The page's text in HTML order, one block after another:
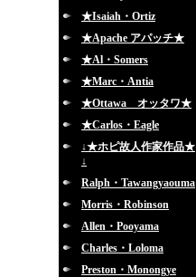
★Isaiah・Ortiz
★Apache アパッチ★
★Al・Somers
★Marc・Antia
★Ottawa オッタワ★
★Carlos・Eagle
↓★ホピ故人作家作品★
↓
Ralph・Tawangyaouma
Morris・Robinson
Allen・Pooyama
Charles・Loloma
Preston・Monongye